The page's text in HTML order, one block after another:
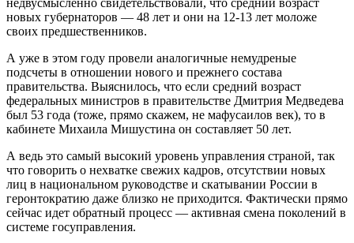
новых губернаторов — 48 лет и они на 12-13 лет моложе
своих предшественников.
А уже в этом году провели аналогичные немудреные
подсчеты в отношении нового и прежнего состава
правительства. Выяснилось, что если средний возраст
федеральных министров в правительстве Дмитрия Медведева
был 53 года (тоже, прямо скажем, не мафусаилов век), то в
кабинете Михаила Мишустина он составляет 50 лет.
А ведь это самый высокий уровень управления страной, так
что говорить о нехватке свежих кадров, отсутствии новых
лиц в национальном руководстве и скатывании России в
геронтократию даже близко не приходится. Фактически прямо
сейчас идет обратный процесс — активная смена поколений в
системе госуправления.